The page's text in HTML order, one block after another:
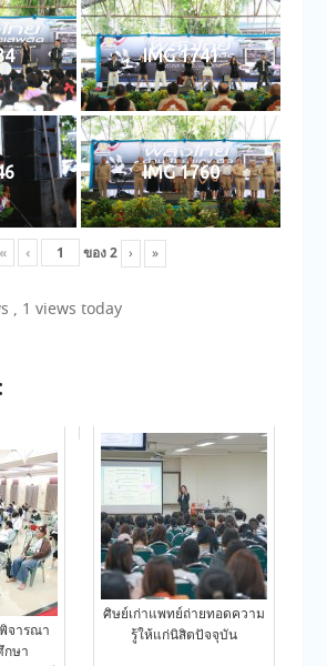
IMG 1741
IMG 1760
« ‹ ของ2 › »
, 1 views today
จารณา
กษา
ศิษย์เก่าแพทย์ถ่ายทอดความ
รู้ให้แก่นิสิตปัจจุบัน